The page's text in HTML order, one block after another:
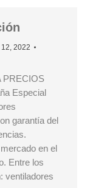
2022
PRECIOS
Especial
garantía del
en el
Entre los
ventiladores